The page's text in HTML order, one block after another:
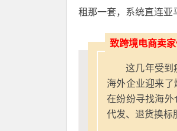
租那一套，系统直连亚
致跨境电商卖家
这几年受到
海外企业迎来
在纷纷寻找海
代发、退货换标